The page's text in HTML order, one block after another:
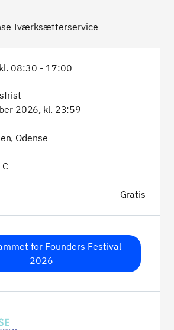
Iværksætterservice
kl. 08:30 - 17:00
2026, kl. 23:59
Odense
Gratis
for Founders Festival
2026